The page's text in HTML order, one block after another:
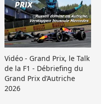
Vidéo - Grand Prix, le Talk
de la F1 - Débriefing du
Grand Prix d’Autriche
2026